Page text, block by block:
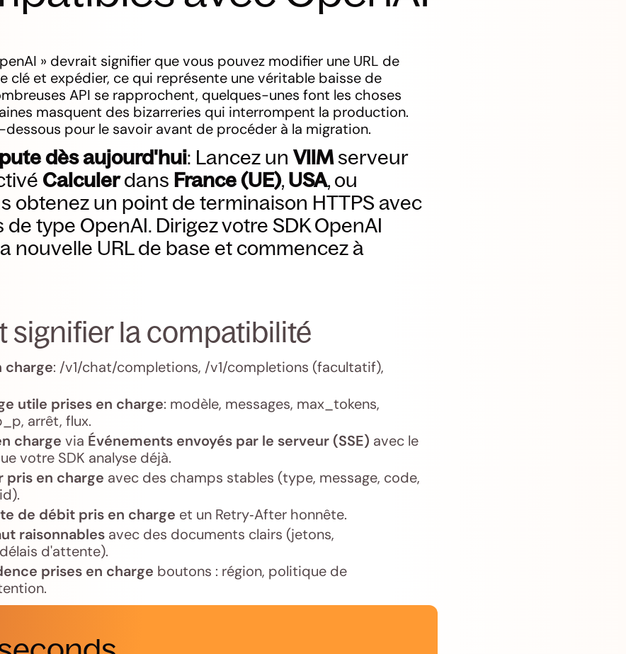
» devrait signifier que vous pouvez modifier une URL de
clé et expédier, ce qui représente une véritable baisse de
API se rapprochent, quelques-unes font les choses
masquent des bizarreries qui interrompent la production.
pour le savoir avant de procéder à la migration.
dès aujourd'hui: Lancez unVllMserveur
Calculerdans France (UE), USA, ou
obtenez un point de terminaison HTTPS avec
type OpenAI. Dirigez votre SDK OpenAI
nouvelle URL de base et commencez à
signifier la compatibilité
charge: /v1/chat/completions, /v1/completions (facultatif),
utile prises en charge: modèle, messages, max_tokens,
arrêt, flux.
charge via Événements envoyés par le serveur (SSE) avec le
votre SDK analyse déjà.
pris en charge avec des champs stables (type, message, code,
de débit pris en charge et un Retry‑After honnête.
raisonnables avec des documents clairs (jetons,
d'attente).
prises en charge boutons : région, politique de